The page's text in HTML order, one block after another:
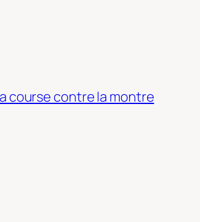
course contre la montre